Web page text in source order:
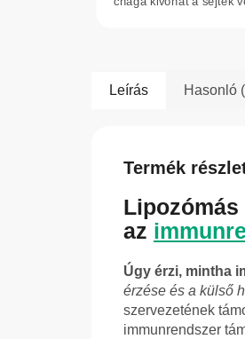
Leírás Hasonló
Termék
az
Úgy érzi, mintha
érzése és a külső
szervezetének
immunrendszer